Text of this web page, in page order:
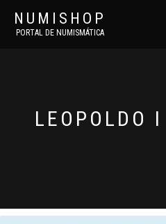
NUMISHOP
PORTAL DE NUMISMÁTICA
LEOPOLDO